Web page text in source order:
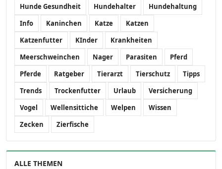
Hunde Gesundheit
Hundehalter
Hundehaltung
Info
Kaninchen Katze
Katzen
Katzenfutter
KInder
Krankheiten
Meerschweinchen
Nager Parasiten
Pferd
Pferde
Ratgeber Tierarzt Tierschutz
Tipps
Trends
Trockenfutter Urlaub
Versicherung
Vogel
Wellensittiche Welpen
Wissen
Zecken
Zierfische
ALLE THEMEN